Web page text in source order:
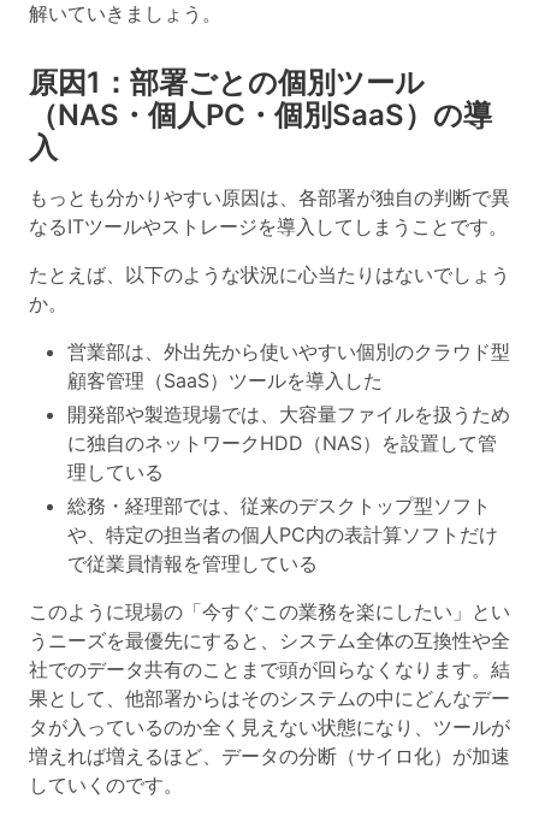
解いていきましょう。
原因1：部署ごとの個別ツール
（NAS・個人PC・個別SaaS）の導
入
もっとも分かりやすい原因は、 各部署が独自の判断で異
なるITツールやストレージを導入してしまうこと です。
たとえば、以下のような状況に心当たりはないでしょう
か。
営業部は、外出先から使いやすい個別のクラウド型
顧客管理（SaaS）ツールを導入した
開発部や製造現場では、大容量ファイルを扱うため
に独自のネットワークHDD（NAS）を設置して管
理している
総務・経理部では、従来のデスクトップ型ソフト
や、特定の担当者の個人PC内の表計算ソフトだけ
で従業員情報を管理している
このように現場の「今すぐこの業務を楽にしたい」とい
うニーズを最優先にすると、システム全体の互換性や全
社でのデータ共有のことまで頭が回らなくなります。結
果として、他部署からはそのシステムの中にどんなデー
タが入っているのか全く見えない状態になり、ツールが
増えれば増えるほど、データの分断（サイロ化）が加速
していくのです。